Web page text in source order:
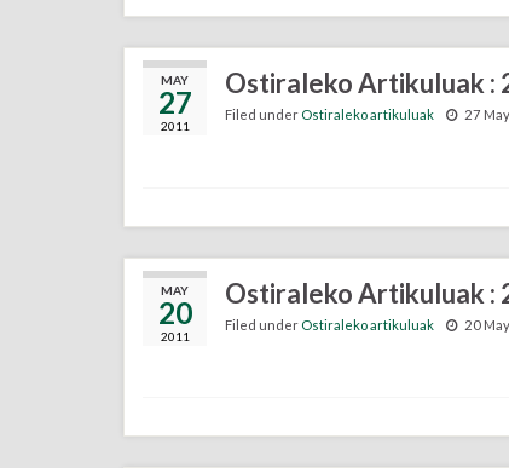
MAY
27
2011
Ostiraleko Artikuluak :
Filed under Ostiraleko artikuluak 27
MAY
20
2011
Ostiraleko Artikuluak :
Filed under Ostiraleko artikuluak 20